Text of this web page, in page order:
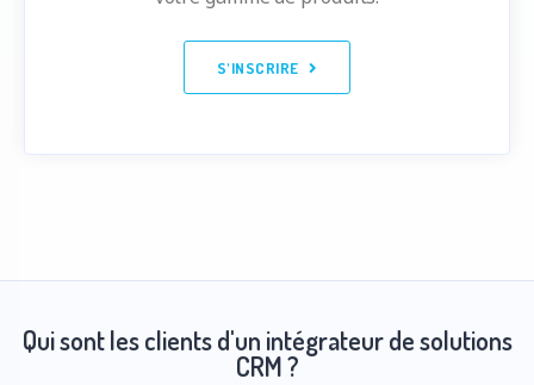
S'INSCRIRE
Qui sont les clients d'un intégrateur de solutions
CRM ?